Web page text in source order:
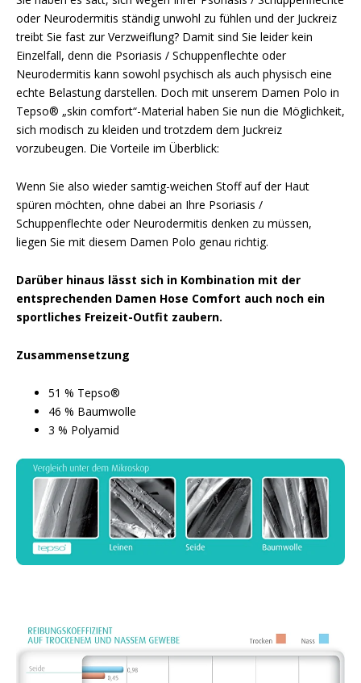
oder Neurodermitis ständig unwohl zu fühlen und der Juckreiz
treibt Sie fast zur Verzweiflung? Damit sind Sie leider kein
Einzelfall, denn die Psoriasis / Schuppenflechte oder
Neurodermitis kann sowohl psychisch als auch physisch eine
echte Belastung darstellen. Doch mit unserem Damen Polo in
Tepso® „skin comfort“-Material haben Sie nun die Möglichkeit,
sich modisch zu kleiden und trotzdem dem Juckreiz
vorzubeugen. Die Vorteile im Überblick:
Wenn Sie also wieder samtig-weichen Stoff auf der Haut
spüren möchten, ohne dabei an Ihre Psoriasis /
Schuppenflechte oder Neurodermitis denken zu müssen,
liegen Sie mit diesem Damen Polo genau richtig.
Darüber hinaus lässt sich in Kombination mit der
entsprechenden Damen Hose Comfort auch noch ein
sportliches Freizeit-Outfit zaubern.
Zusammensetzung
51 % Tepso®
46 % Baumwolle
3 % Polyamid